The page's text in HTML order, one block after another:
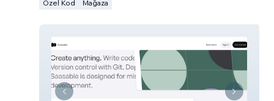
Özel Kod Mağaza